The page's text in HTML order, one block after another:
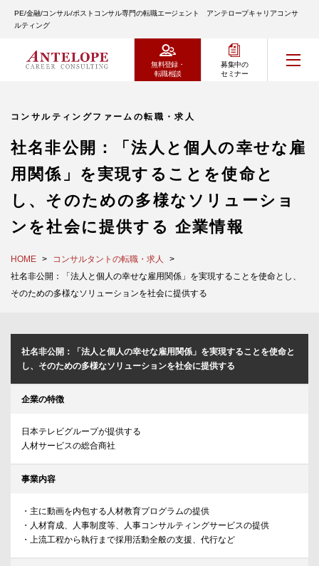
PE/金融/コンサル/ポストコンサル専門の転職エージェント アンテロープキャリアコンサ
ルティング
無料登録・
転職相談
募集中の
セミナー
コンサルティングファームの転職・求人
社名非公開：「法人と個人の幸せな雇
用関係」を実現することを使命と
し、そのための多様なソリューショ
ンを社会に提供する 企業情報
HOME
コンサルタントの転職・求人
社名非公開：「法人と個人の幸せな雇用関係」を実現することを使命とし、
そのための多様なソリューションを社会に提供する
社名非公開：「法人と個人の幸せな雇用関係」を実現することを使命と
し、そのための多様なソリューションを社会に提供する
企業の特徴
日本テレビグループが提供する
人材サービスの総合商社
事業内容
・主に動画を内包する人材教育プログラムの提供
・人材育成、人事制度等、人事コンサルティングサービスの提供
・上流工程から執行まで採用活動全般の支援、代行など